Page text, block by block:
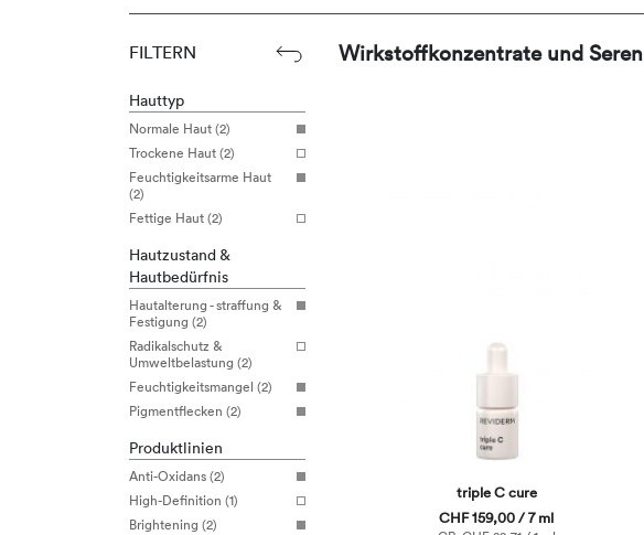
FILTERN
Hauttyp
Normale Haut (2)
Trockene Haut (2)
Feuchtigkeitsarme Haut
(2)
Fettige Haut (2)
Hautzustand &
Hautbedürfnis
Hautalterung - straffung &
Festigung (2)
Radikalschutz &
Umweltbelastung (2)
Feuchtigkeitsmangel (2)
Pigmentflecken (2)
Produktlinien
Anti-Oxidans (2)
High-Definition (1)
Brightening (2)
Wirkstoffkonzentrate und Seren
triple C cure
CHF 159,00 / 7 ml